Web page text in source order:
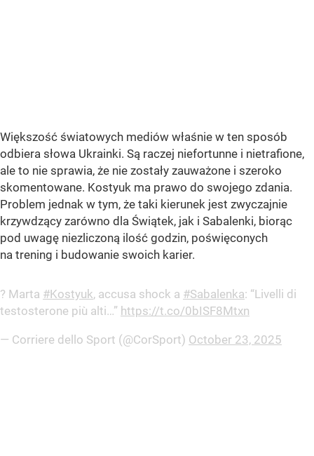
Większość światowych mediów właśnie w ten sposób
odbiera słowa Ukrainki. Są raczej niefortunne i nietrafione,
ale to nie sprawia, że nie zostały zauważone i szeroko
skomentowane. Kostyuk ma prawo do swojego zdania.
Problem jednak w tym, że taki kierunek jest zwyczajnie
krzywdzący zarówno dla Świątek, jak i Sabalenki, biorąc
pod uwagę niezliczoną ilość godzin, poświęconych
na trening i budowanie swoich karier.
? Marta #Kostyuk, accusa shock a #Sabalenka: “Livelli di
testosterone più alti…” https://t.co/0bISF8Mtxn
— Corriere dello Sport (@CorSport) October 23, 2025